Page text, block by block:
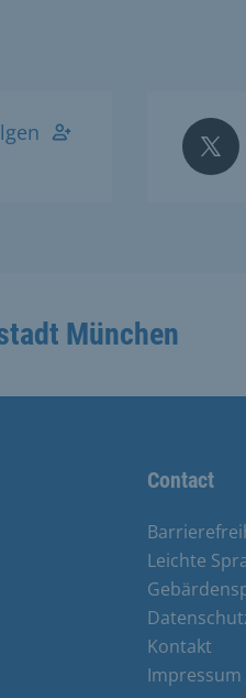
München
Contact
Leichte
Kontakt
Impressum